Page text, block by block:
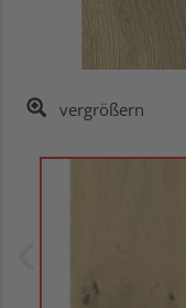
vergrößern